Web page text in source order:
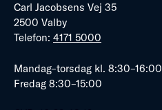
Carl Jacobsens Vej 35
2500 Valby
Telefon: 4171 5000
Mandag–torsdag kl. 8:30–16:00
Fredag 8:30–15:00